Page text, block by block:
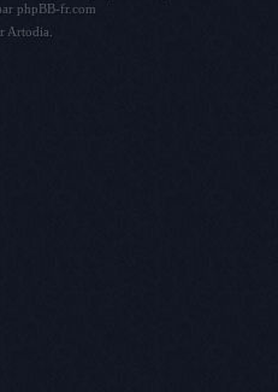
phpBB-fr.com
Artodia